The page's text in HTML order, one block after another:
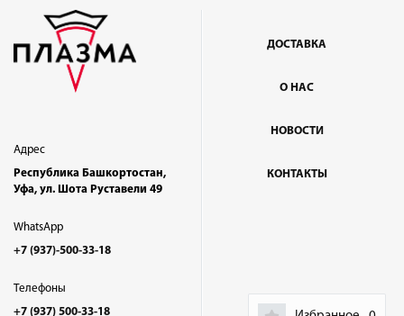
Адрес
Республика Башкортостан,
Уфа, ул. Шота Руставели 49
WhatsApp
+7 (937)-500-33-18
Телефоны
+7 (937) 500-33-18
ДОСТАВКА
О НАС
НОВОСТИ
КОНТАКТЫ